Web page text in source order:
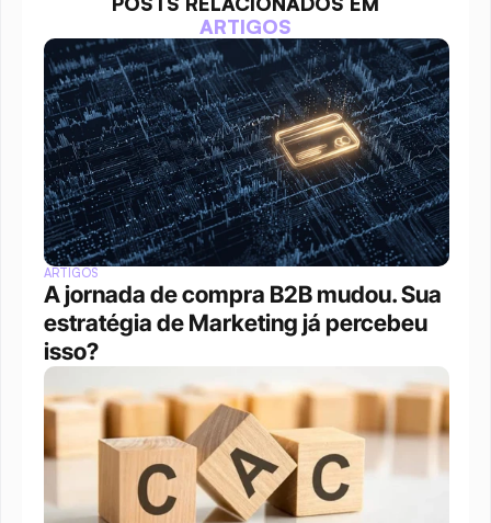
ARTIGOS
ARTIGOS
A jornada de compra B2B mudou. Sua
estratégia de Marketing já percebeu
isso?